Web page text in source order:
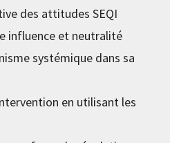
des attitudes SEQI
influence et neutralité
systémique dans sa
en utilisant les